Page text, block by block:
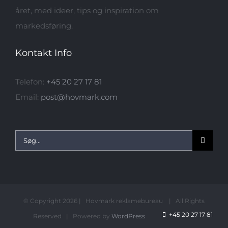
året, med ideer, tips og inspiration om
markedsføring.
Kontakt Info
Telefon: +45 20 27 17 81
Email: post@hovmark.com
Søg
efter:
© Copyright 2026 | Hovmark reklamebureau | All Rights
Reserved | Powered by WordPress +45 20 27 17 81